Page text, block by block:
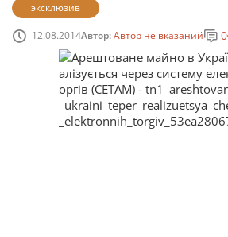
эксклюзив
12.08.2014Автор:Автор не вказаний 0